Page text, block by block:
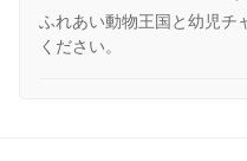
ふれあい動物王国と幼児チ
ください。